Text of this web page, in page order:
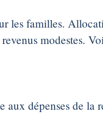
les familles.
modestes.
aux dépenses de la